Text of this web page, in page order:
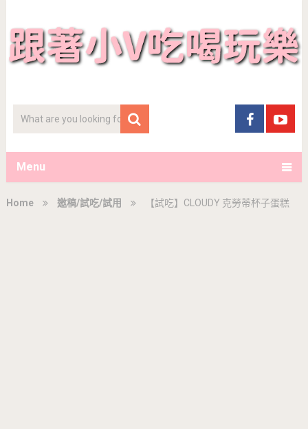
Menu
Home 邀稿/試吃/試用 【試吃】CLOUDY 克勞蒂杯子蛋糕